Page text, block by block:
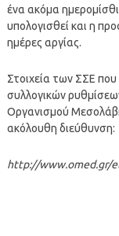
ένα ακόμα
υπολογισθεί και η
ημέρες αργίας.
Στοιχεία των ΣΣΕ που
συλλογικών
Οργανισμού
ακόλουθη διεύθυνση:
http://www.omed.gr/